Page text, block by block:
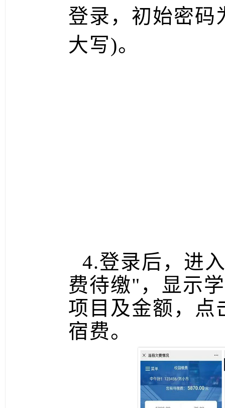
登录，初始密码
大写)。
4.登录后，进
费待缴" ，显示
项目及金额，点
宿费。